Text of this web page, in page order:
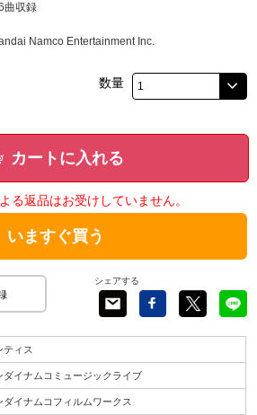
ー!!
曲収録
Namco Entertainment Inc.
数量
カートに入れる
る返品はお受けしていません。
いますぐ買う
シェアする
ティス
ダイナムコミュージックライブ
ダイナムコフィルムワークス